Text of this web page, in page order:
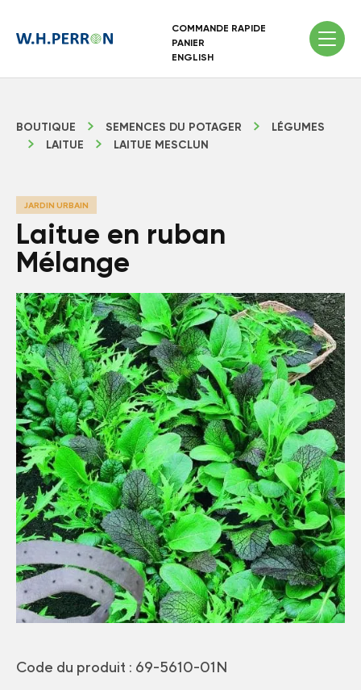
COMMANDE RAPIDE
PANIER
ENGLISH
BOUTIQUE SEMENCES DU POTAGER
LÉGUMES
LAITUE
LAITUE MESCLUN
JARDIN URBAIN
Laitue en ruban
Mélange
Code du produit : 69-5610-01N